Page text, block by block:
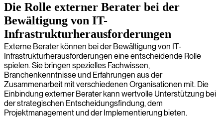
Die Rolle externer Berater bei der
Bewältigung von IT-
Infrastrukturherausforderungen
Externe Berater können bei der Bewältigung von IT-
Infrastrukturherausforderungen eine entscheidende Rolle
spielen. Sie bringen spezielles Fachwissen,
Branchenkenntnisse und Erfahrungen aus der
Zusammenarbeit mit verschiedenen Organisationen mit. Die
Einbindung externer Berater kann wertvolle Unterstützung bei
der strategischen Entscheidungsfindung, dem
Projektmanagement und der Implementierung bieten.